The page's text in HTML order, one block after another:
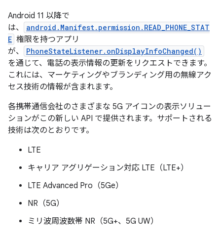
Android 11 以降で
は、
android.Manifest.permission.READ_PHONE_STAT
E 権限を持つアプリ
が、
PhoneStateListener.onDisplayInfoChanged()
を通じて、電話の表示情報の更新をリクエストできます。
これには、マーケティングやブランディング用の無線アク
セス技術の情報が含まれます。
各携帯通信会社のさまざまな 5G アイコンの表示ソリュー
ションがこの新しい API で提供されます。サポートされる
技術は次のとおりです。
LTE
キャリア アグリゲーション対応 LTE（LTE+）
LTE Advanced Pro（5Ge）
NR（5G）
ミリ波周波数帯 NR（5G+、5G UW）